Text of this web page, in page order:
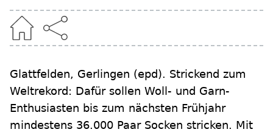
Glattfelden, Gerlingen (epd). Strickend zum
Weltrekord: Dafür sollen Woll- und Garn-
Enthusiasten bis zum nächsten Frühjahr
mindestens 36.000 Paar Socken stricken. Mit